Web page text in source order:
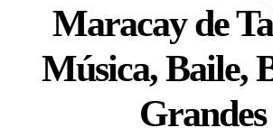
Maracay de
Música, Baile,
Grandes